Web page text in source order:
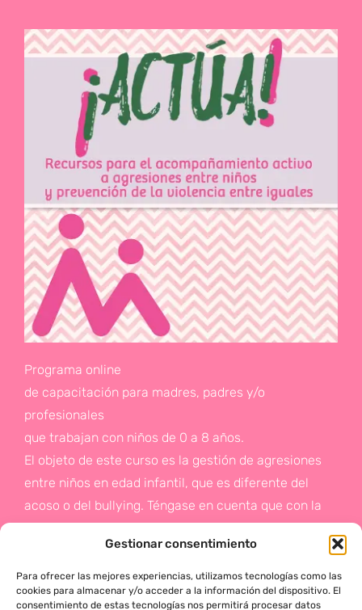
Gestionar consentimiento
Para ofrecer las mejores experiencias, utilizamos tecnologías como las
cookies para almacenar y/o acceder a la información del dispositivo. El
consentimiento de estas tecnologías nos permitirá procesar datos
Programa online
de capacitación para madres, padres y/o
profesionales
que trabajan con niños de 0 a 8 años.
El objeto de este curso es la gestión de agresiones
entre niños en edad infantil, que es diferente del
acoso o del bullying. Téngase en cuenta que con la
de la prevención a un problema que suele aparecer
en etapas posteriores como es el acoso.